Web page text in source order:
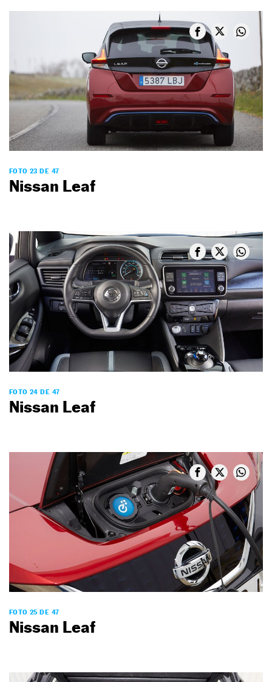
FOTO 23 DE 47
Nissan Leaf
FOTO 24 DE 47
Nissan Leaf
FOTO 25 DE 47
Nissan Leaf